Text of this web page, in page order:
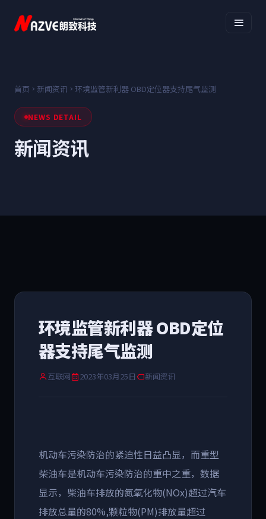
首页 新闻资讯 环境监管新利器 OBD定位器支持尾气监测
NEWS DETAIL
新闻资讯
环境监管新利器 OBD定位
器支持尾气监测
互联网 2023年03月25日 新闻资讯
机动车污染防治的紧迫性日益凸显，而重型
柴油车是机动车污染防治的重中之重，数据
显示，柴油车排放的氮氧化物(NOx)超过汽车
排放总量的80%,颗粒物(PM)排放量超过